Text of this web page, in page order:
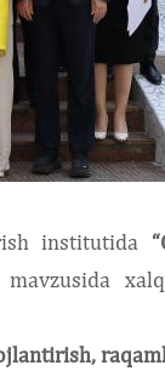
institutida
mavzusida